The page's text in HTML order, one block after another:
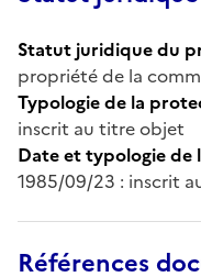
Statut juridique du
propriété de la
Typologie de la
inscrit au titre objet
Date et typologie de
1985/09/23 : inscrit
Références